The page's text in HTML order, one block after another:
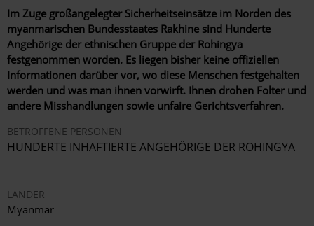
Im Zuge großangelegter Sicherheitseinsätze im Norden des
myanmarischen Bundesstaates Rakhine sind Hunderte
Angehörige der ethnischen Gruppe der Rohingya
festgenommen worden. Es liegen bisher keine offiziellen
Informationen darüber vor, wo diese Menschen festgehalten
werden und was man ihnen vorwirft. Ihnen drohen Folter und
andere Misshandlungen sowie unfaire Gerichtsverfahren.
BETROFFENE PERSONEN
HUNDERTE INHAFTIERTE ANGEHÖRIGE DER ROHINGYA
LÄNDER
Myanmar